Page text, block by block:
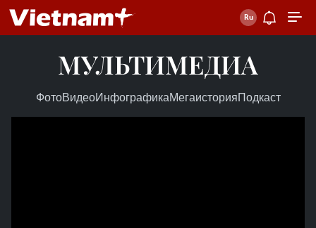
МУЛЬТИМЕДИА
ФотоВидеоИнфографикаМегаисторияПодкаст